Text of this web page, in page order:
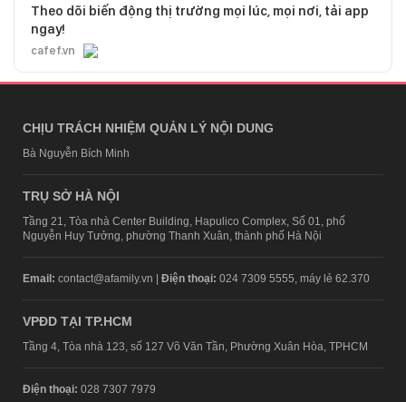
Theo dõi biến động thị trường mọi lúc, mọi nơi, tải app
ngay!
cafef.vn
CHỊU TRÁCH NHIỆM QUẢN LÝ NỘI DUNG
Bà Nguyễn Bích Minh
TRỤ SỞ HÀ NỘI
Tầng 21, Tòa nhà Center Building, Hapulico Complex, Số 01, phố
Nguyễn Huy Tưởng, phường Thanh Xuân, thành phố Hà Nội
Email: contact@afamily.vn | Điện thoại: 024 7309 5555, máy lẻ 62.370
VPĐD TẠI TP.HCM
Tầng 4, Tòa nhà 123, số 127 Võ Văn Tần, Phường Xuân Hòa, TPHCM
Điện thoại: 028 7307 7979